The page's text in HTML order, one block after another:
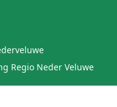
Regio Neder Veluwe